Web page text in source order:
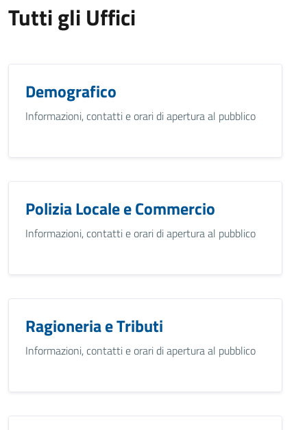
Tutti gli Uffici
Demografico
Informazioni, contatti e orari di apertura al pubblico
Polizia Locale e Commercio
Informazioni, contatti e orari di apertura al pubblico
Ragioneria e Tributi
Informazioni, contatti e orari di apertura al pubblico